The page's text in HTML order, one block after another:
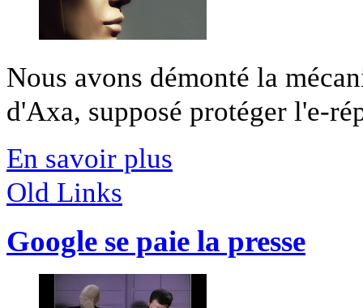
Nous avons démonté la
d'Axa, supposé protéger l'e-
En savoir plus
Old Links
Google se paie la presse